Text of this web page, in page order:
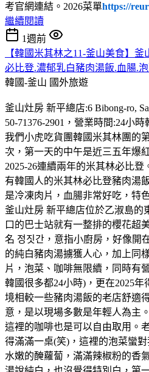
考官網連結。2026菜單https://
繼續閱讀
1週前
【韓國米其林之11-釜山美食】
必比登.濃郁乳白豬肉湯飯.血腸.
韓國-釜山 國外旅遊
釜山灶房 新平總店:6 Bibong-ro,
50-71376-2901，營業時間:24小
我們小虎吃貨團韓國米其林團的
次，第一天的中午是近三五年爆
2025-26連續兩年的米其林必比
有韓國人的米其林必比登豬肉湯
是冷凍肉片，血腸非常好吃，特
釜山灶房 新平總店位於乙淑島的
口的巴士站就有一整排的櫻花超
名 정짓간，意指小廚房，好像開
的純白豬肉湯擄獲人心，加上同
片，泡菜、咖啡無限續，同時有
韓國很多都24小時)，更在2025
境相較一些豬肉湯飯的老店舒適
意，是以現場多數是年輕人為主
這裡的咖啡也是可以自由取用。
得滿滿一桌(笑)，這裡的泡菜蠻
水嫩的醃蘿蔔，滿滿辣椒粉的香